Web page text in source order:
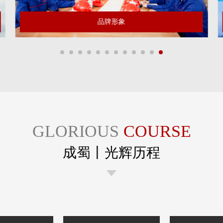
战略规划
GLORIOUS COURSE
成蜀丨光辉历程